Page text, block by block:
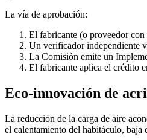
La vía de aprobación:
El fabricante (o proveedor
Un verificador independiente
La Comisión emite un
El fabricante aplica el crédito
Eco-innovación de
La reducción de la carga de aire
el calentamiento del habitáculo,